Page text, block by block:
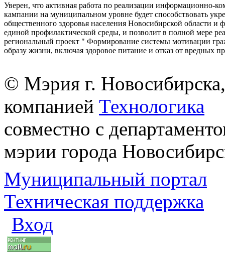
Уверен, что активная работа по реализации информационно-
кампании на муниципальном уровне будет способствовать
общественного здоровья населения Новосибирской области и
единой профилактической среды, и позволит в полной мере
региональный проект " Формирование системы мотивации
образу жизни, включая здоровое питание и отказ от вредных
© Мэрия г.
компанией Технологика
совместно с
мэрии города
Муниципальный портал
Техническая поддержка
Вход